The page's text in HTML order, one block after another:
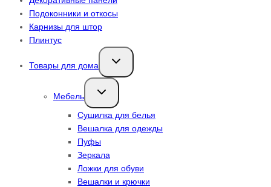
Подоконники и откосы
Карнизы для штор
Плинтус
Товары для дома
Переключить
дочернее
Мебель
Переключить
дочернее
Сушилка для белья
Вешалка для одежды
Пуфы
Зеркала
Ложки для обуви
Вешалки и крючки